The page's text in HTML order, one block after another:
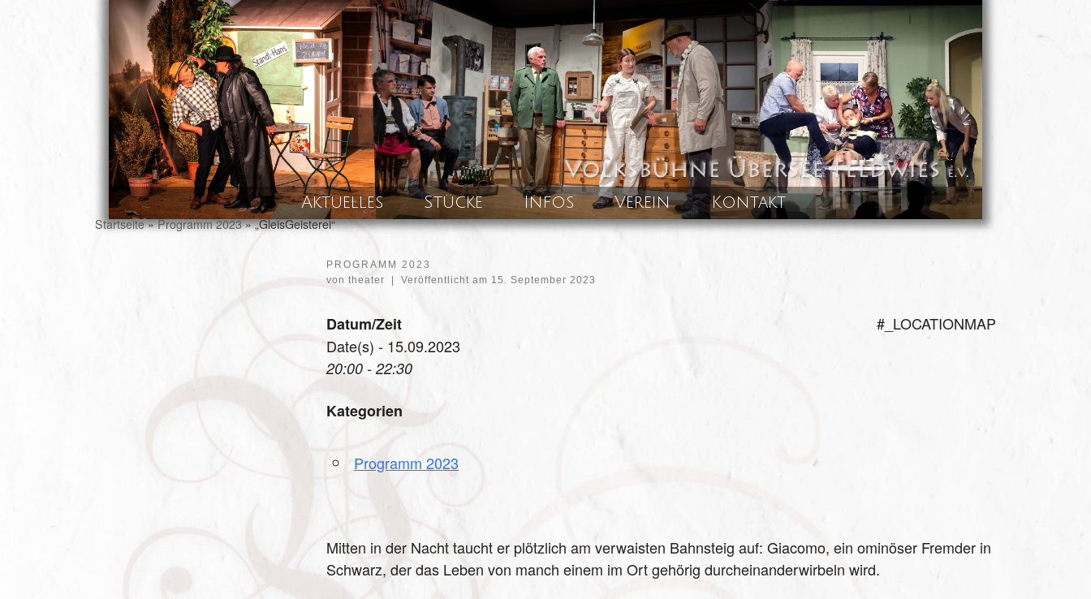
Aktuelles Stücke Infos Verein Kontakt
Startseite » Programm 2023 » „GleisGeisterei“
PROGRAMM 2023
von theater | Veröffentlicht am 15. September 2023
#_LOCATIONMAP
Datum/Zeit
Date(s) - 15.09.2023
20:00 - 22:30
Kategorien
Programm 2023
Mitten in der Nacht taucht er plötzlich am verwaisten Bahnsteig auf: Giacomo, ein ominöser Fremder in
Schwarz, der das Leben von manch einem im Ort gehörig durcheinanderwirbeln wird.